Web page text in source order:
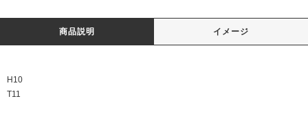
商品説明 イメージ
H10
T11